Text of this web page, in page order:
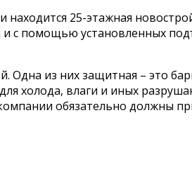
25-этажная
и с помощью установленных
из них защитная – это
холода, влаги и иных
обязательно должны